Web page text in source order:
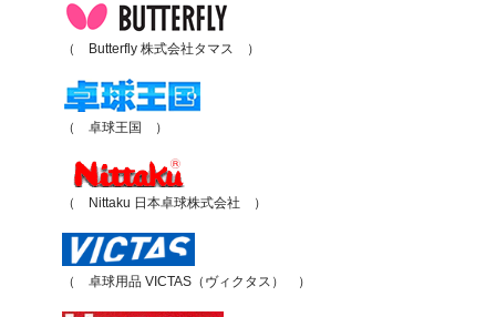
（ Butterfly 株式会社タマス ）
（ 卓球王国 ）
（ Nittaku 日本卓球株式会社 ）
（ 卓球用品 VICTAS（ヴィクタス） ）